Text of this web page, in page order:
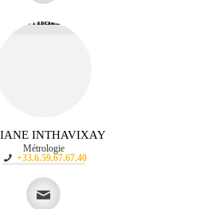
INTHAVIXAY
Métrologie
+33.6.59.67.67.40